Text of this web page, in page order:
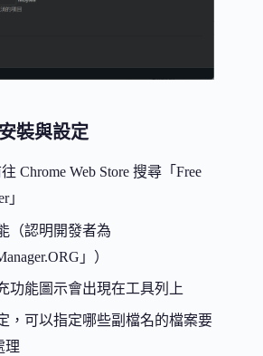
裝與設定
Chrome Web Store 搜尋「Free
」
（認明開發者為
」）
功能圖示會出現在工具列上
，可以指定哪些副檔名的檔案要
理